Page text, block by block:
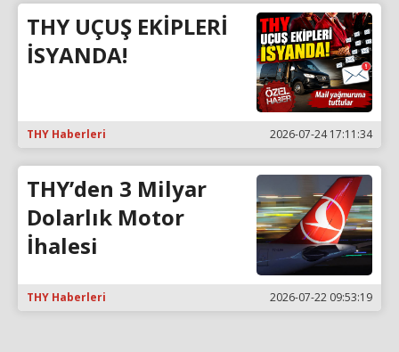
THY UÇUŞ EKİPLERİ
İSYANDA!
THY Haberleri 2026-07-24 17:11:34
THY’den 3 Milyar
Dolarlık Motor
İhalesi
THY Haberleri 2026-07-22 09:53:19